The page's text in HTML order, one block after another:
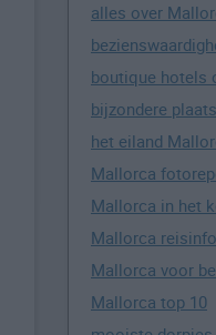
alles over
boutique hotels
bijzondere
het eiland
Mallorca
Mallorca in het
Mallorca
Mallorca voor
Mallorca top 10